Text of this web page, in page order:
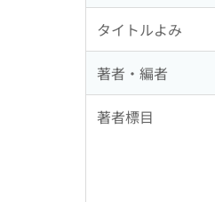
タイトルよみ
著者・編者
著者標目